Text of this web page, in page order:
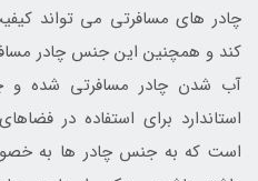
چادر های مسافرتی می تواند
کند و همچنین این جنس چادر
آب شدن چادر مسافرتی شده و
استاندارد برای استفاده در
است که به جنس چادر ها به